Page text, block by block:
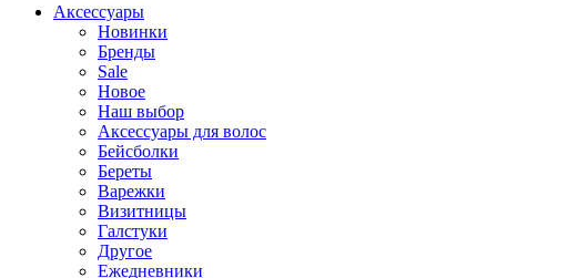
Аксессуары
Новинки
Бренды
Sale
Новое
Наш выбор
Аксессуары для волос
Бейсболки
Береты
Варежки
Визитницы
Галстуки
Другое
Ежедневники